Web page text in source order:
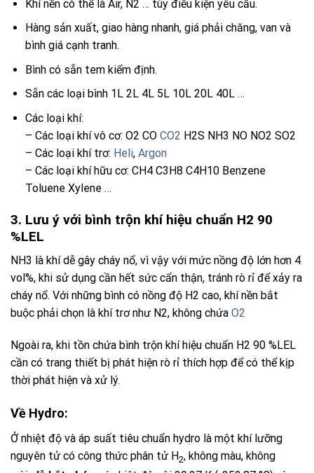
Khí nền có thể là Air, N2 … tùy điều kiện yêu cầu.
Hàng sản xuất, giao hàng nhanh, giá phải chăng, van và
bình giá cạnh tranh.
Bình có sẵn tem kiểm định.
Sẵn các loại bình 1L 2L 4L 5L 10L 20L 40L …
Các loại khí:
– Các loại khí vô cơ: O2 CO CO2 H2S NH3 NO NO2 SO2
– Các loại khí trơ: Heli, Argon
– Các loại khí hữu cơ: CH4 C3H8 C4H10 Benzene
Toluene Xylene …
3. Lưu ý với bình trộn khí hiệu chuẩn H2 90
%LEL
NH3 là khí dễ gây cháy nổ, vì vậy với mức nồng độ lớn hơn 4
vol%, khi sử dụng cần hết sức cẩn thận, tránh rò rỉ để xảy ra
cháy nổ. Với những bình có nồng độ H2 cao, khí nền bắt
buộc phải chọn là khí trơ như N2, không chứa O2
Ngoài ra, khi tồn chứa bình trộn khí hiệu chuẩn H2 90 %LEL
cần có trang thiết bị phát hiện rò rỉ thích hợp để có thể kịp
thời phát hiện và xử lý.
Về Hydro:
Ở nhiệt độ và áp suất tiêu chuẩn hydro là một khí lưỡng
nguyên tử có công thức phân tử H2, không màu, không